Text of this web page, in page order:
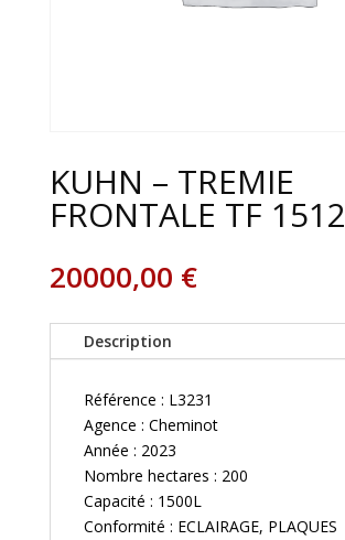
KUHN – TREMIE
FRONTALE TF 1512
20000,00 €
Description
Référence : L3231
Agence : Cheminot
Année : 2023
Nombre hectares : 200
Capacité : 1500L
Conformité : ECLAIRAGE, PLAQUES